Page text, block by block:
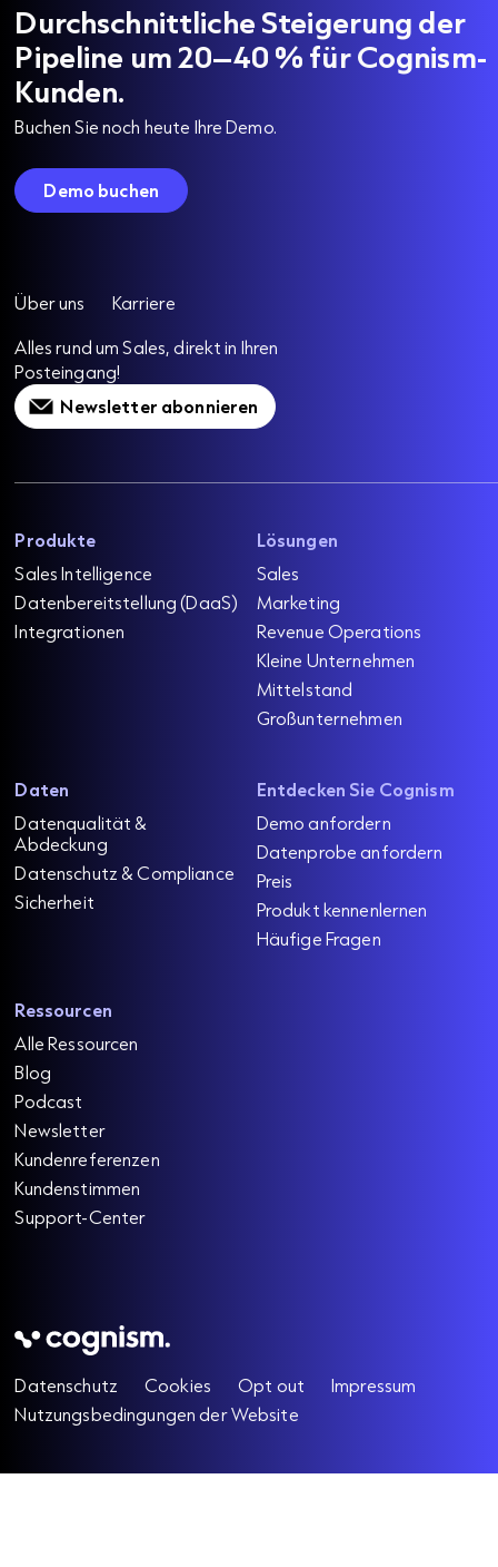
Durchschnittliche Steigerung der
Pipeline um 20–40 % für Cognism-
Kunden.
Buchen Sie noch heute Ihre Demo.
Demo buchen
Über uns
Karriere
Alles rund um Sales, direkt in Ihren
Posteingang!
Newsletter abonnieren
Produkte
Sales Intelligence
Datenbereitstellung (DaaS)
Integrationen
Lösungen
Sales
Marketing
Revenue Operations
Kleine Unternehmen
Mittelstand
Großunternehmen
Daten
Datenqualität &
Abdeckung
Datenschutz & Compliance
Sicherheit
Entdecken Sie Cognism
Demo anfordern
Datenprobe anfordern
Preis
Produkt kennenlernen
Häufige Fragen
Ressourcen
Alle Ressourcen
Blog
Podcast
Newsletter
Kundenreferenzen
Kundenstimmen
Support-Center
Datenschutz Cookies Opt out
Impressum
Nutzungsbedingungen der Website